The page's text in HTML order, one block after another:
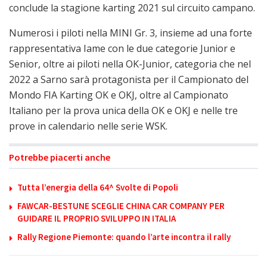
conclude la stagione karting 2021 sul circuito campano.
Numerosi i piloti nella MINI Gr. 3, insieme ad una forte
rappresentativa Iame con le due categorie Junior e
Senior, oltre ai piloti nella OK-Junior, categoria che nel
2022 a Sarno sarà protagonista per il Campionato del
Mondo FIA Karting OK e OKJ, oltre al Campionato
Italiano per la prova unica della OK e OKJ e nelle tre
prove in calendario nelle serie WSK.
Potrebbe piacerti anche
Tutta l’energia della 64^ Svolte di Popoli
FAWCAR-BESTUNE SCEGLIE CHINA CAR COMPANY PER
GUIDARE IL PROPRIO SVILUPPO IN ITALIA
Rally Regione Piemonte: quando l’arte incontra il rally